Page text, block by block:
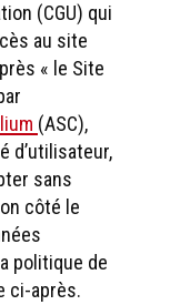
(CGU) qui
au site
« le Site
(ASC),
d’utilisateur,
sans
côté le
politique de
ci-après.